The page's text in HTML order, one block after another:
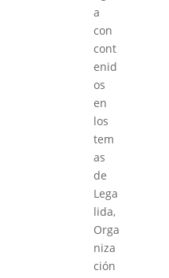
a
con
cont
enid
os
en
los
tem
as
de
Lega
lida,
Orga
niza
ción